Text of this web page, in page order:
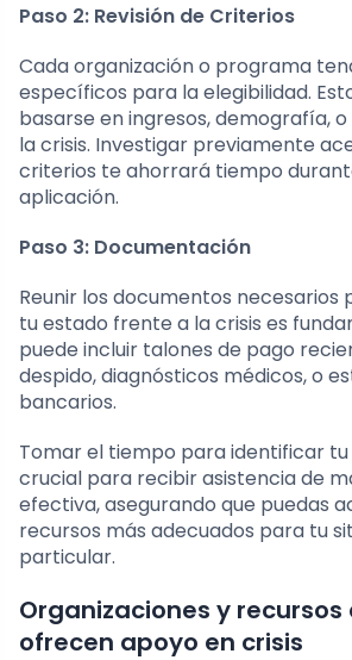
Paso 2: Revisión de Criterios
Cada organización o programa
específicos para la elegibilidad.
basarse en ingresos, demografía,
la crisis. Investigar previamente
criterios te ahorrará tiempo
aplicación.
Paso 3: Documentación
Reunir los documentos
tu estado frente a la crisis es
puede incluir talones de pago
despido, diagnósticos médicos, o
bancarios.
Tomar el tiempo para identificar tu
crucial para recibir asistencia de
efectiva, asegurando que puedas
recursos más adecuados para tu
particular.
Organizaciones y recursos
ofrecen apoyo en crisis